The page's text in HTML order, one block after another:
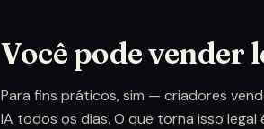
Você pode vender
Para fins práticos, sim — criadores
IA todos os dias. O que torna isso